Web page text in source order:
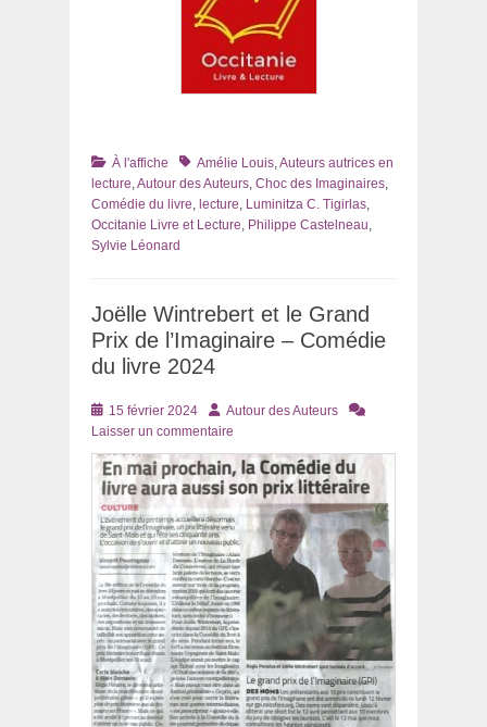
Catégories
À l'affiche TagsAmélie Louis,Auteurs autrices en
lecture,Autour des Auteurs, Choc des Imaginaires,
Comédie du livre, lecture, Luminitza C. Tigirlas,
Occitanie Livre et Lecture, Philippe Castelneau,
Sylvie Léonard
Joëlle Wintrebert et le Grand
Prix de l’Imaginaire – Comédie
du livre 2024
Posté
le
15 février 2024 AuteurAutour des Auteurs
Laisser un commentaire